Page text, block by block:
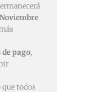
de pago,
que todos